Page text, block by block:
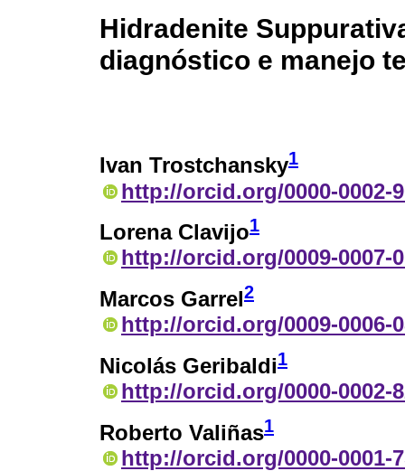
Hidradenite
diagnóstico e manejo
Ivan Trostchansky1
http://orcid.org/0000-0002-
Lorena Clavijo1
http://orcid.org/0009-0007-
Marcos Garrel2
http://orcid.org/0009-0006-
Nicolás Geribaldi1
http://orcid.org/0000-0002-
Roberto Valiñas1
http://orcid.org/0000-0001-